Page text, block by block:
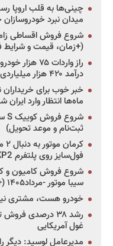
میدان نبرد
(+زمان، قیمت و
درآمد ۴۲۰ هزار میلیاردی دولت؟
خبر خوب برای
ماه‌ها انتظار وارد ایران
ثبت‌نام و موعد تحویل)
فول‌سایز روی پلتفرم KP2
شروع فروش کامیون و
سیبا موتور -مرداد۱۴۰۵ (+قیمت و شرایط)
خودرو هست، مشتری
رشد ۳۸ درصدی
غول آمریکایی
مدیرعامل لوسید: دیگر